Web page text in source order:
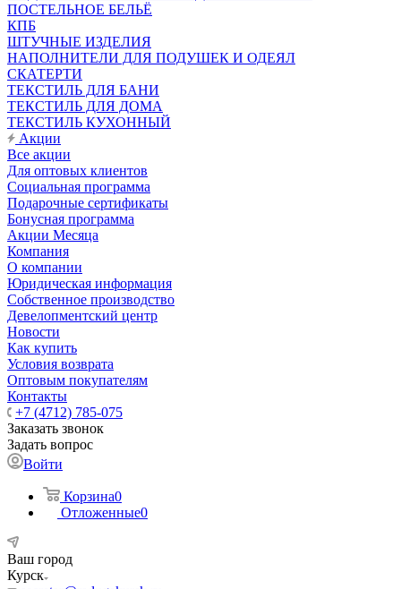
ПОСТЕЛЬНОЕ БЕЛЬЁ
КПБ
ШТУЧНЫЕ ИЗДЕЛИЯ
НАПОЛНИТЕЛИ ДЛЯ ПОДУШЕК И ОДЕЯЛ
СКАТЕРТИ
ТЕКСТИЛЬ ДЛЯ БАНИ
ТЕКСТИЛЬ ДЛЯ ДОМА
ТЕКСТИЛЬ КУХОННЫЙ
Акции
Все акции
Для оптовых клиентов
Социальная программа
Подарочные сертификаты
Бонусная программа
Акции Месяца
Компания
О компании
Юридическая информация
Собственное производство
Девелопментский центр
Новости
Как купить
Условия возврата
Оптовым покупателям
Контакты
+7 (4712) 785-075
Заказать звонок
Задать вопрос
Войти
Корзина0
Отложенные0
Ваш город
Курск